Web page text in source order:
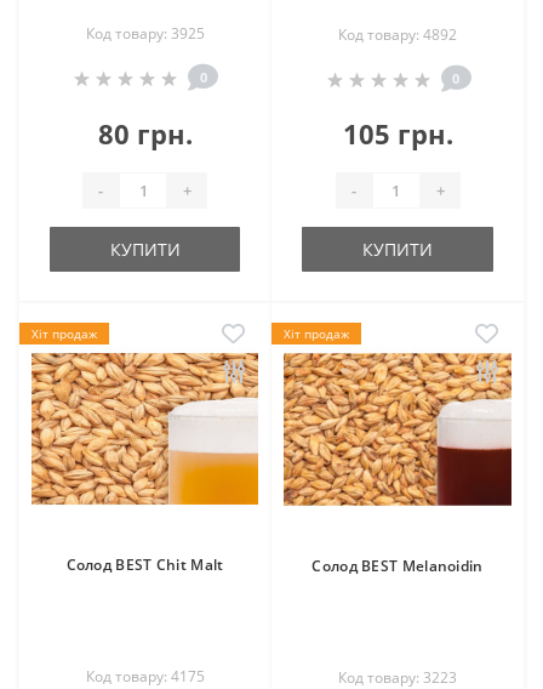
Код товару: 3925
0
80 грн.
- +
КУПИТИ
Код товару: 4892
0
105 грн.
- +
КУПИТИ
Хіт продаж
Солод BEST Chit Malt
Код товару: 4175
Хіт продаж
Солод BEST Melanoidin
Код товару: 3223